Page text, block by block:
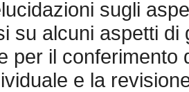
sugli
su alcuni aspetti
per il
e la